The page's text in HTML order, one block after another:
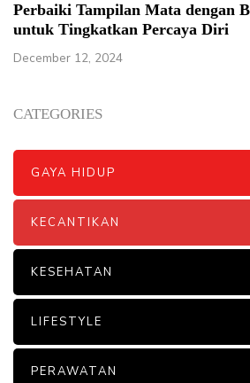
Perbaiki Tampilan Mata dengan
untuk Tingkatkan Percaya Diri
December 12, 2024
CATEGORIES
GAYA HIDUP
KECANTIKAN
KESEHATAN
LIFESTYLE
PERAWATAN